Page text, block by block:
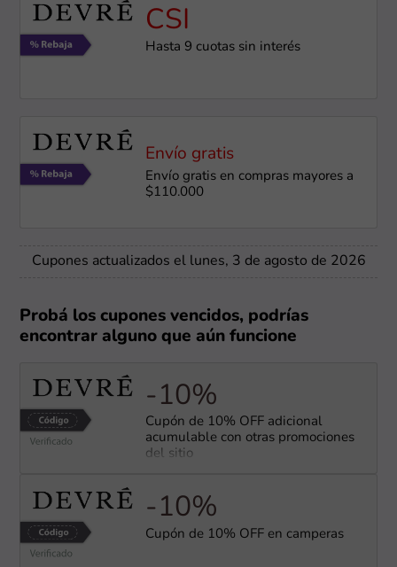
CSI
Hasta 9 cuotas sin interés
Envío gratis
Envío gratis en compras mayores a
$110.000
Cupones actualizados el lunes, 3 de agosto de 2026
Probá los cupones vencidos, podrías
encontrar alguno que aún funcione
-10%
Cupón de 10% OFF adicional
acumulable con otras promociones
del sitio
-10%
Cupón de 10% OFF en camperas